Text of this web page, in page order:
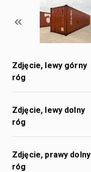
Zdjęcie, lewy górny
róg
Zdjęcie, lewy dolny
róg
Zdjęcie, prawy dolny
róg